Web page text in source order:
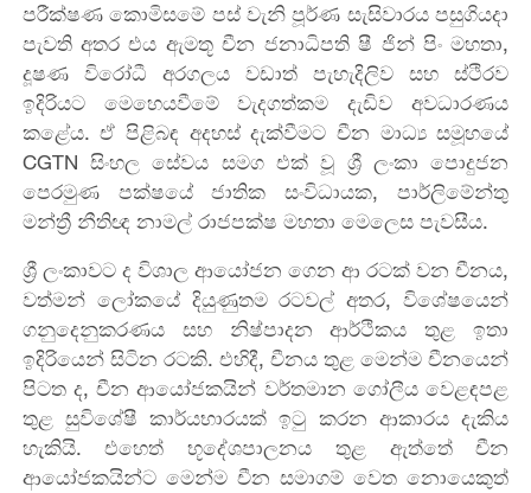
පරීක්ෂණ කොමිසමේ පස් වැනි පූර්ණ සැසිවාරය පසුගියදා
පැවති අතර එය ඇමතූ චීන ජනාධිපති ෂී ජින් පිං මහතා,
දූෂණ විරෝධී අරගලය වඩාත් පැහැදිලිව සහ ස්ථිරව
ඉදිරියට මෙහෙයවීමේ වැදගත්කම දැඩිව අවධාරණය
කළේය. ඒ පිළිබඳ අදහස් දැක්වීමට චීන මාධ්‍ය සමූහයේ
CGTN සිංහල සේවය සමග එක් වූ ශ්‍රී ලංකා පොදුජන
පෙරමුණ පක්ෂයේ ජාතික සංවිධායක, පාර්ලිමේන්තු
මන්ත්‍රී නීතිඥ නාමල් රාජපක්ෂ මහතා මෙලෙස පැවසීය.
ශ්‍රී ලංකාව‍ට ද විශාල ආයෝජන ගෙන ආ රටක් වන චීනය,
වත්මන් ලෝකයේ දියුණුතම රටවල් අතර, විශේෂයෙන්
ගනුදෙනුකරණය සහ නිෂ්පාදන ආර්ථිකය තුළ ඉතා
ඉදිරියෙන් සිටින රටකි. එහිදී, චීනය තුළ මෙන්ම චීනයෙන්
පිටත ද, චීන ආයෝජකයින් වර්තමාන ගෝලීය වෙළඳපළ
තුළ සුවිශේෂී කාර්යභාරයක් ඉටු කරන ආකාරය දැකිය
හැකියි. එහෙත් භූදේශපාලනය තුළ ඇත්තේ චීන
ආයෝජකයින්ට මෙන්ම චීන සමාගම් වෙත නොයෙකුත්